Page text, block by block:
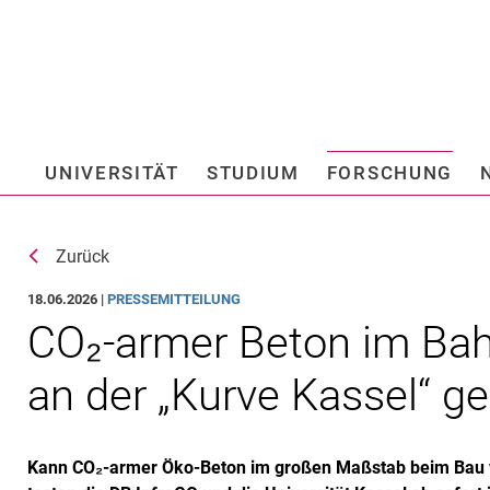
Springe direkt zu:
UNIVERSITÄT STUDIUM FORSCHUNG
Zurück
18.06.2026 |PRESSEMITTEILUNG
CO₂-armer Beton im
an der „Kurve Kassel“
Kann CO₂-armer Öko-Beton im großen Maßstab beim